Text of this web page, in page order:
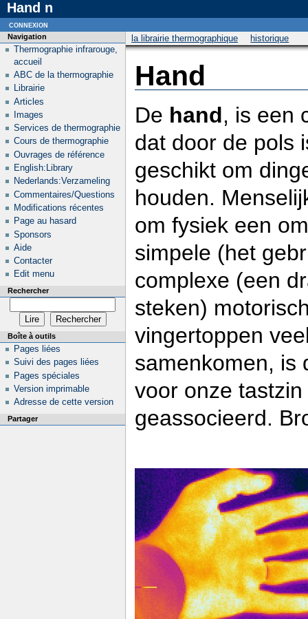
Hand n
la librairie thermographique historique
Hand
De hand, is een
dat door de pols
geschikt om
houden.
om fysiek een
simpele (het
complexe (een
steken)
vingertoppen
samenkomen, is
voor onze
geassocieerd.
Navigation
Thermographie infrarouge,
accueil
ABC de la thermographie
Librairie
Articles
Images
Services de thermographie
Cours de thermographie
Ouvrages de référence
English:Library
Nederlands:Verzameling
Commentaires/Questions
Modifications récentes
Page au hasard
Sponsors
Aide
Contacter
Edit menu
Rechercher
Boîte à outils
Pages liées
Suivi des pages liées
Pages spéciales
Version imprimable
Adresse de cette version
Partager
connexion